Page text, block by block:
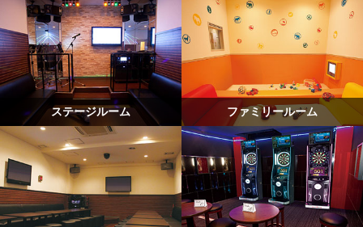
ステージルーム ファミリールーム